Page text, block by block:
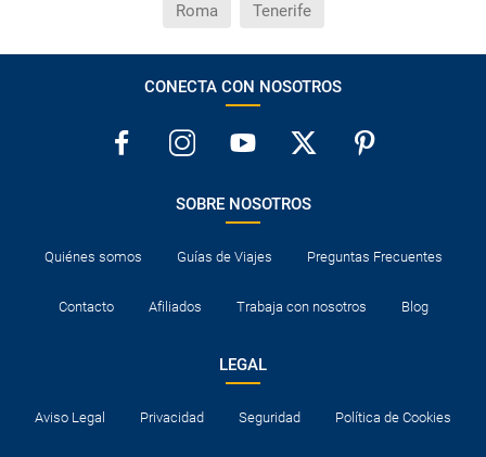
Roma Tenerife
CONECTA CON NOSOTROS
SOBRE NOSOTROS
Quiénes somos Guías de Viajes Preguntas Frecuentes
Contacto Afiliados Trabaja con nosotros Blog
LEGAL
Aviso Legal Privacidad Seguridad Política de Cookies